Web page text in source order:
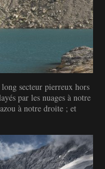
secteur pierreux hors
par les nuages à notre
à notre droite ; et